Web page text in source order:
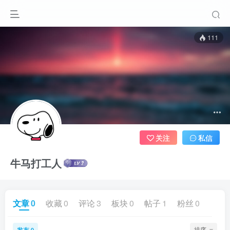
111
牛马打工人
关注 私信
文章0 收藏 0 评论 3 板块 0 帖子 1 粉丝 0